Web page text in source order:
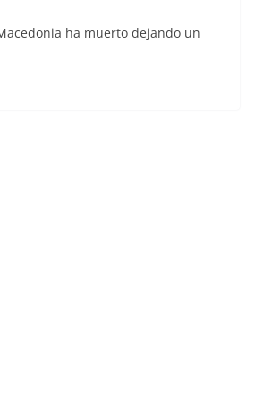
ha muerto dejando un